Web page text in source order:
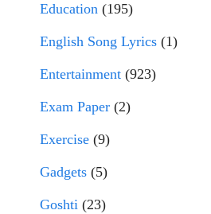
Education (195)
English Song Lyrics (1)
Entertainment (923)
Exam Paper (2)
Exercise (9)
Gadgets (5)
Goshti (23)